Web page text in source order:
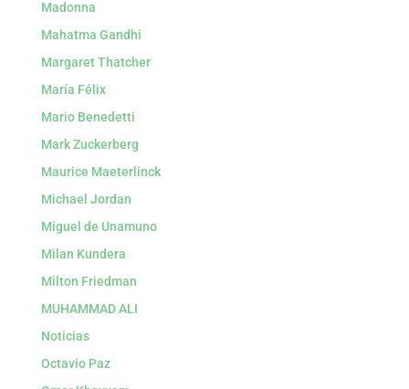
Madonna
Mahatma Gandhi
Margaret Thatcher
María Félix
Mario Benedetti
Mark Zuckerberg
Maurice Maeterlinck
Michael Jordan
Miguel de Unamuno
Milan Kundera
Milton Friedman
MUHAMMAD ALI
Noticias
Octavio Paz